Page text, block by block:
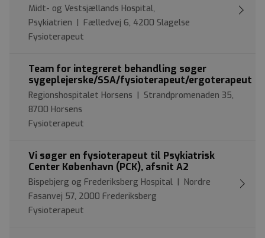
Midt- og Vestsjællands Hospital,
Psykiatrien | Fælledvej 6, 4200 Slagelse
Fysioterapeut
Team for integreret behandling søger
sygeplejerske/SSA/fysioterapeut/ergoterapeut
Regionshospitalet Horsens | Strandpromenaden 35,
8700 Horsens
Fysioterapeut
Vi søger en fysioterapeut til Psykiatrisk
Center København (PCK), afsnit A2
Bispebjerg og Frederiksberg Hospital | Nordre
Fasanvej 57, 2000 Frederiksberg
Fysioterapeut